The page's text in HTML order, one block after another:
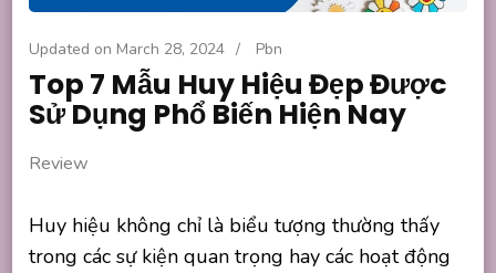
Updated on March 28, 2024 / Pbn
Top 7 Mẫu Huy Hiệu Đẹp Được
Sử Dụng Phổ Biến Hiện Nay
Review
Huy hiệu không chỉ là biểu tượng thường thấy
trong các sự kiện quan trọng hay các hoạt động